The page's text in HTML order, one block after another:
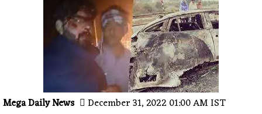
Mega Daily News December 31, 2022 01:00 AM IST